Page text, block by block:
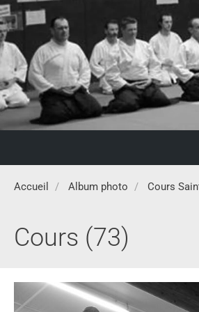
Accueil Album photo Cours
Cours (73)